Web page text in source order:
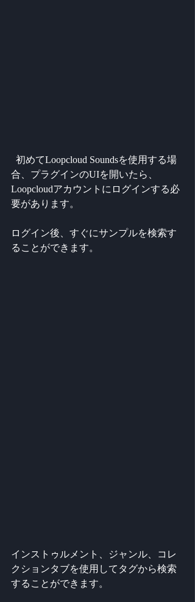
合、プラグインのUIを開いたら、
Loopcloudアカウントにログインする必
要があります。
ログイン後、すぐにサンプルを検索す
ることができます。
インストゥルメント、ジャンル、コレ
クションタブを使用してタグから検索
することができます。